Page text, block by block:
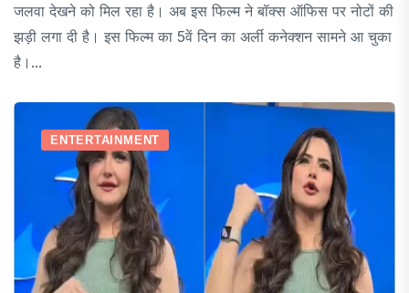
जलवा देखने को मिल रहा है। अब इस फिल्म ने बॉक्स ऑफिस पर नोटों की
झड़ी लगा दी है। इस फिल्म का 5वें दिन का अर्ली कनेक्शन सामने आ चुका
है।...
ENTERTAINMENT